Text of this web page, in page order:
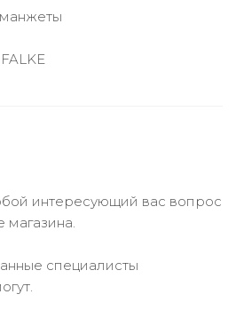
интересующий вас вопрос
магазина.
специалисты